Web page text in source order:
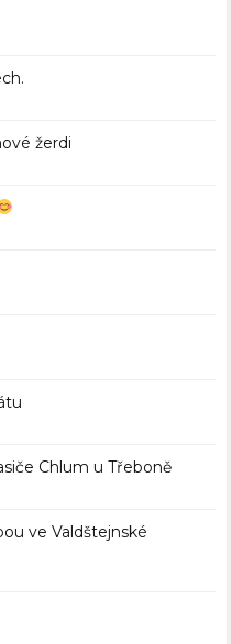
žerdi
Chlum u Třeboně
ve Valdštejnské